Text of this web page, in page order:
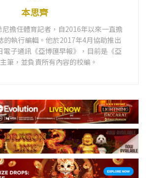
本思齊
擔任體育記者，自2016年以來一直擔
的執行編輯。他於2017年4月協助推出
電子通訊《亞博匯早報》，目前是《亞
筆，並負責所有內容的校編。